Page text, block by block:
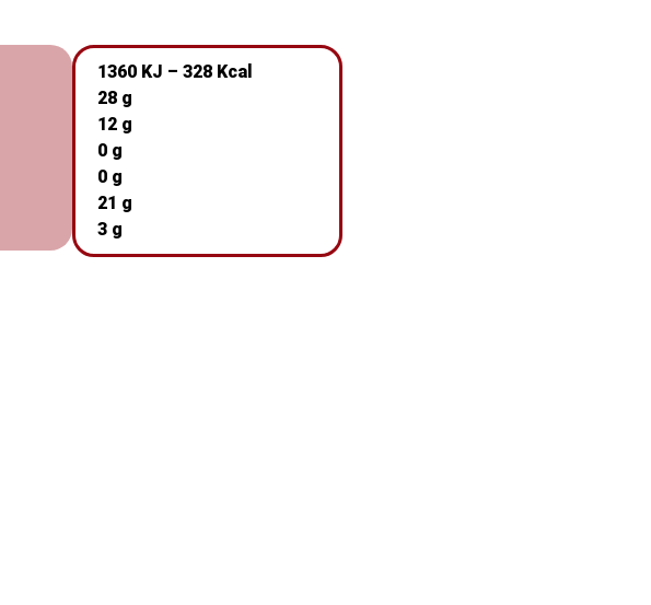
1360 KJ – 328 Kcal
28 g
12 g
0 g
0 g
21 g
3 g